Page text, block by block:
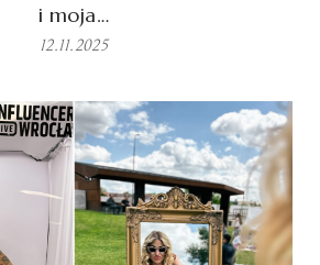
i moja…
12.11.2025